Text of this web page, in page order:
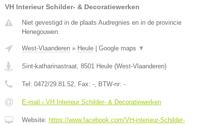
VH Interieur Schilder- & Decoratiewerken
Niet gevestigd in de plaats Audregnies en in de provincie
Henegouwen.
West-Vlaanderen » Heule Google maps ▼
Sint-katharinastraat, 8501 Heule (West-Vlaanderen)
Tel: 0472/29.81.52, Fax: -, BTW-nr: -
E-mail › VH Interieur Schilder- & Decoratiewerken
Website: https://www.facebook.com/VH-interieur-Schilder-